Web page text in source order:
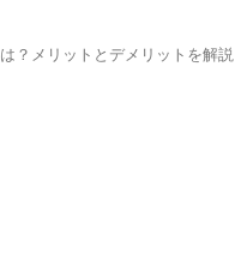
？メリットとデメリットを解説